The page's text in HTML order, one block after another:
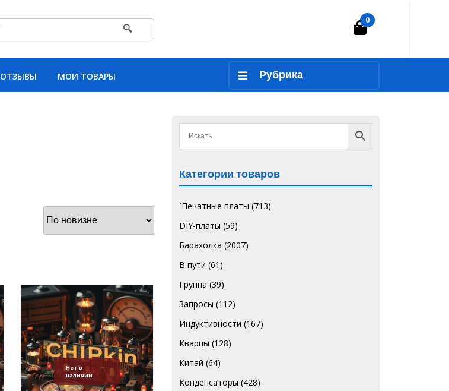
🔍 Корзина
0
ОТЗЫВЫ МОИ ТОВАРЫ Рубрика
Нет в
наличии
Категории товаров
`Печатные платы (713)
DIY-платы (59)
Барахолка (2007)
В пути (61)
Группа (39)
Запросы (112)
Индуктивности (167)
Кварцы (128)
Китай (64)
Конденсаторы (428)